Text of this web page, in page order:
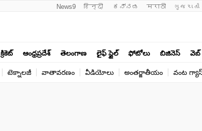
News9 हिन्दी ಕನ್ನಡ मराठी ગુજરાતી
క్రికెట్ ఆంధ్రప్రదేశ్ తెలంగాణ లైఫ్ స్టైల్ ఫోటోలు బిజినెస్ వెబ్
టెక్నాలజీ వాతావరణం వీడియోలు అంతర్జాతీయం వంట